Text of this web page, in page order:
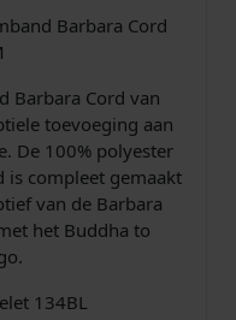
Barbara Cord
Barbara Cord van
toevoeging aan
De 100% polyester
is compleet gemaakt
van de Barbara
het Buddha to
134BL